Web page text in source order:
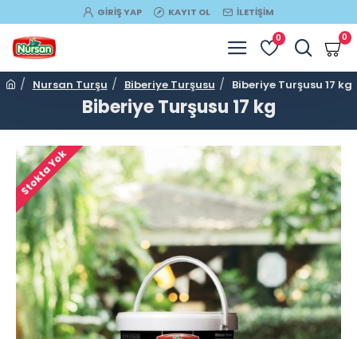
GIRIŞ YAP KAYIT OL İLETIŞIM
0 0
Nursan Turşu Biberiye Turşusu Biberiye Turşusu 17 kg
Biberiye Turşusu 17 kg
Stokta Yok